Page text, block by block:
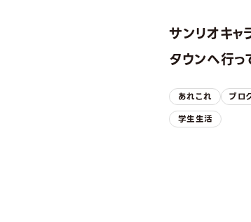
サンリオキャ
タウンへ行っ
あれこれ ブロ
学生生活